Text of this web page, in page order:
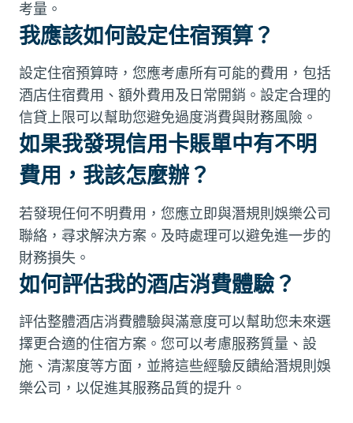
考量。
我應該如何設定住宿預算？
設定住宿預算時，您應考慮所有可能的費用，包括
酒店住宿費用、額外費用及日常開銷。設定合理的
信貸上限可以幫助您避免過度消費與財務風險。
如果我發現信用卡賬單中有不明
費用，我該怎麼辦？
若發現任何不明費用，您應立即與潛規則娛樂公司
聯絡，尋求解決方案。及時處理可以避免進一步的
財務損失。
如何評估我的酒店消費體驗？
評估整體酒店消費體驗與滿意度可以幫助您未來選
擇更合適的住宿方案。您可以考慮服務質量、設
施、清潔度等方面，並將這些經驗反饋給潛規則娛
樂公司，以促進其服務品質的提升。